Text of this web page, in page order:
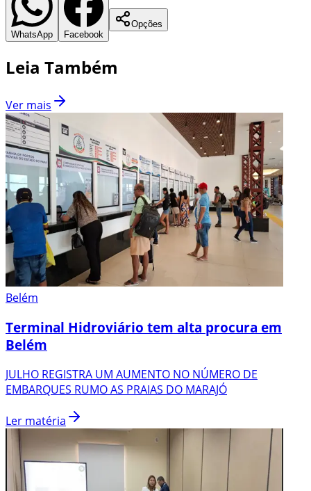
WhatsApp Facebook
Opções
Leia Também
Ver mais
Belém
Terminal Hidroviário tem alta procura em
Belém
JULHO REGISTRA UM AUMENTO NO NÚMERO DE
EMBARQUES RUMO AS PRAIAS DO MARAJÓ
Ler matéria